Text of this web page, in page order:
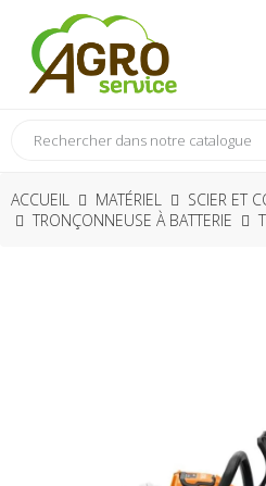
ACCUEIL MATÉRIEL SCIER ET
TRONÇONNEUSE À BATTERIE